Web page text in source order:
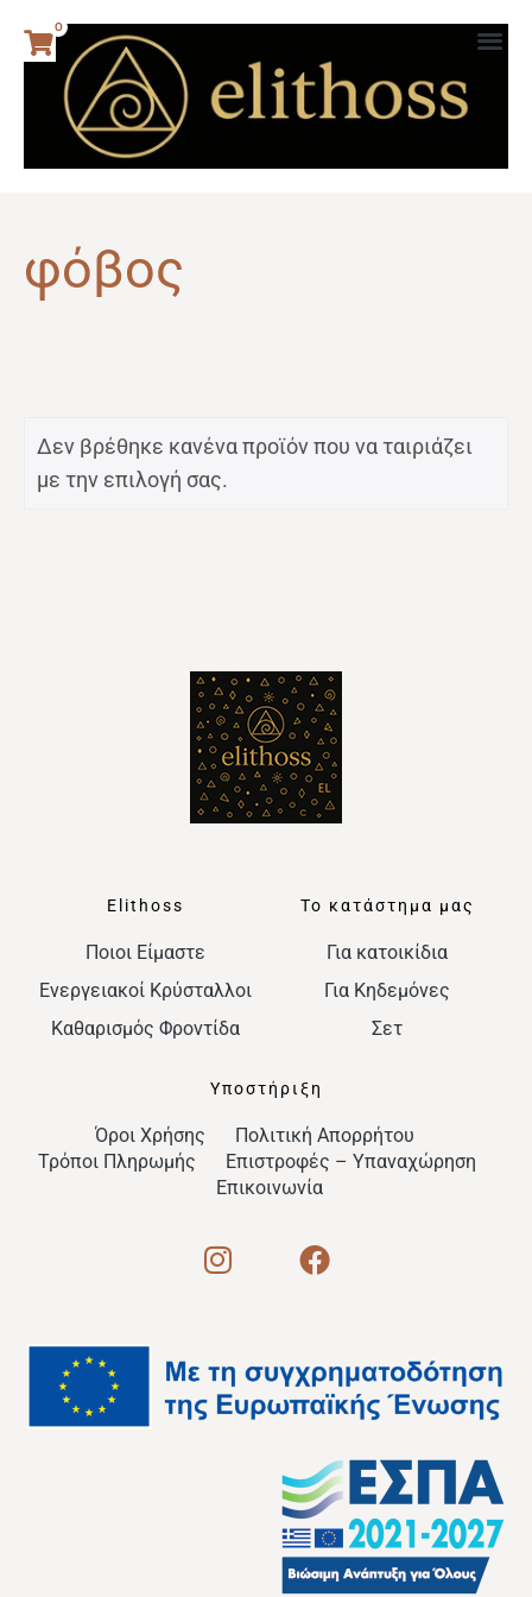
0
φόβος
Δεν βρέθηκε κανένα προϊόν που να ταιριάζει
με την επιλογή σας.
Elithoss
Ποιοι Είμαστε
Ενεργειακοί Κρύσταλλοι
Καθαρισμός Φροντίδα
Το κατάστημα μας
Για κατοικίδια
Για Κηδεμόνες
Σετ
Υποστήριξη
Όροι Χρήσης
Πολιτική Απορρήτου
Τρόποι Πληρωμής
Επιστροφές – Υπαναχώρηση
Επικοινωνία